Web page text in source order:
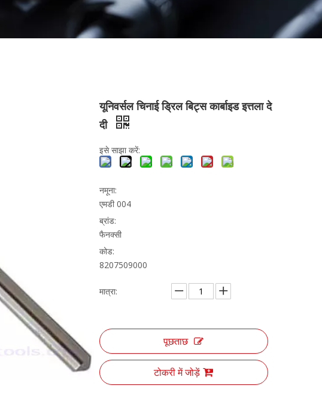
यूनिवर्सल चिनाई ड्रिल बिट्स कार्बाइड इत्तला दे
दी
इसे साझा करें:
नमूना:
एमडी 004
ब्रांड:
फैनक्सी
कोड:
8207509000
मात्रा:
पूछताछ
टोकरी में जोड़ें